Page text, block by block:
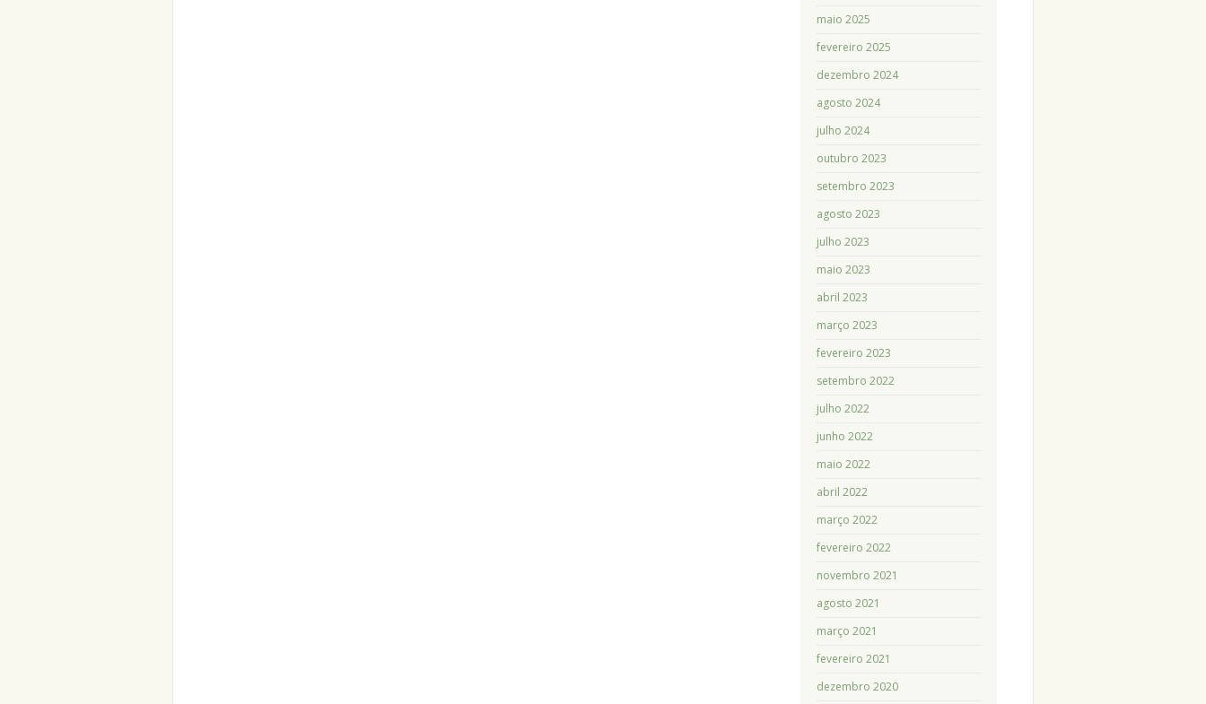
maio 2025
fevereiro 2025
dezembro 2024
agosto 2024
julho 2024
outubro 2023
setembro 2023
agosto 2023
julho 2023
maio 2023
abril 2023
março 2023
fevereiro 2023
setembro 2022
julho 2022
junho 2022
maio 2022
abril 2022
março 2022
fevereiro 2022
novembro 2021
agosto 2021
março 2021
fevereiro 2021
dezembro 2020